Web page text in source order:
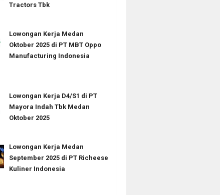
Tractors Tbk
Lowongan Kerja Medan
Oktober 2025 di PT MBT Oppo
Manufacturing Indonesia
Lowongan Kerja D4/S1 di PT
Mayora Indah Tbk Medan
Oktober 2025
Lowongan Kerja Medan
September 2025 di PT Richeese
Kuliner Indonesia